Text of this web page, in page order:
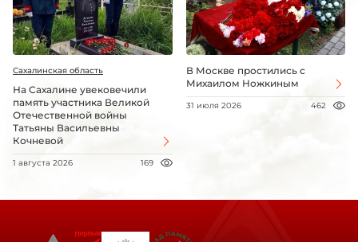
Сахалинская область
На Сахалине увековечили
память участника Великой
Отечественной войны
Татьяны Васильевны
Кочневой
1 августа 2026 169
В Москве простились с
Михаилом Ножкиным
31 июля 2026 462